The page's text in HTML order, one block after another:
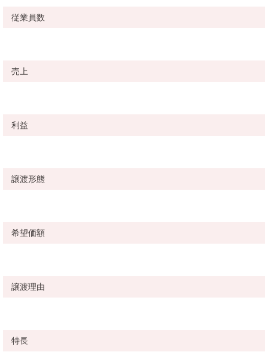
従業員数
売上
利益
譲渡形態
希望価額
譲渡理由
特長